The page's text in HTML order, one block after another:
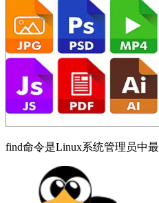
find命令是Linux系统管理员中